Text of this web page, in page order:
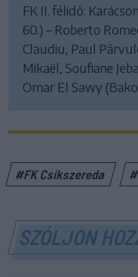
FK II. félidő:
60.) – Roberto
Claudiu, Paul
Mikaël, Soufiane
Omar El Sawy
#FK Csíkszereda
SZÓLJON